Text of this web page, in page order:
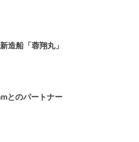
造船「蓉翔丸」
とのパートナー